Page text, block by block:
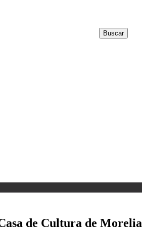
de Cultura de Morelia